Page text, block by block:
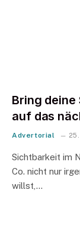
Bring deine
auf das
Advertorial
Sichtbarkeit im
Co. nicht nur
willst,…